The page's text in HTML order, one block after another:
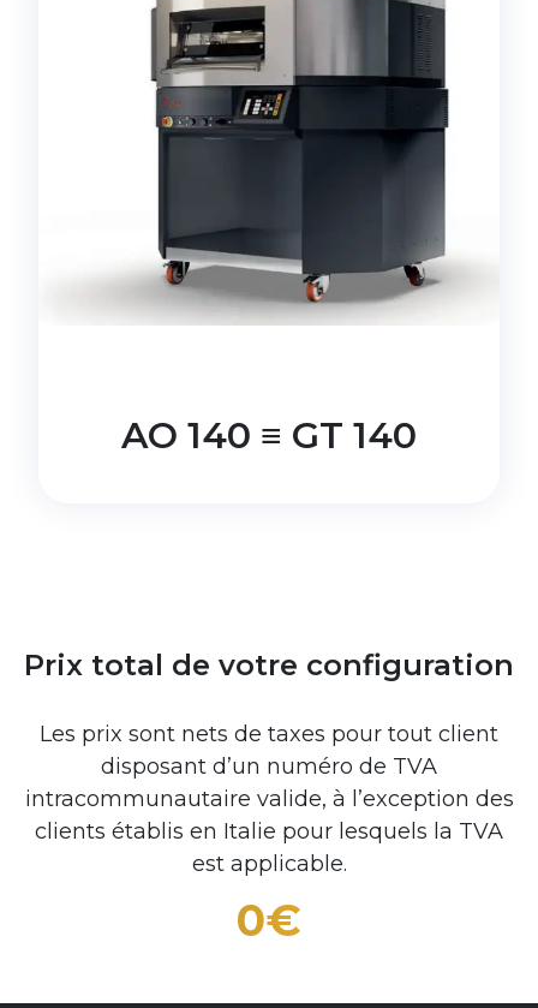
AO 140 ≡ GT 140
Prix total de votre configuration
Les prix sont nets de taxes pour tout client
disposant d’un numéro de TVA
intracommunautaire valide, à l’exception des
clients établis en Italie pour lesquels la TVA
est applicable.
0€